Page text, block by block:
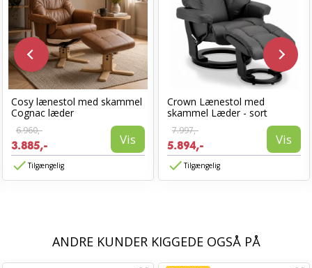
Cosy lænestol med skammel
Cognac læder
6.960,-
3.885,- Vis
Tilgængelig
Crown Lænestol med
skammel Læder - sort
7.997,-
5.894,- Vis
Tilgængelig
ANDRE KUNDER KIGGEDE OGSÅ PÅ